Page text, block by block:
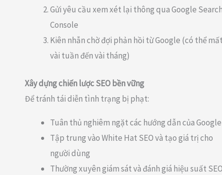
Gửi yêu cầu xem xét lại thông qua Google
Console
Kiên nhẫn chờ đợi phản hồi từ Google (có thể
vài tuần đến vài tháng)
Xây dựng chiến lược SEO bền vững
Để tránh tái diễn tình trạng bị phạt:
Tuân thủ nghiêm ngặt các hướng dẫn của Google
Tập trung vào White Hat SEO và tạo giá trị cho
người dùng
Thường xuyên giám sát và đánh giá hiệu suất